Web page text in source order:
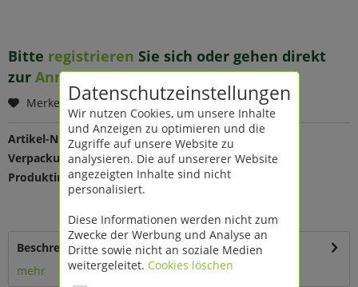
Bitte registrieren Sie sich oder gehen direkt
zur Anmeldung.
Merken
Artikel-Nr.:
199526
Verpackungseinheit:
1 St
Produktinfo:
Farbe: klar
Maße: Ø 15 H 50 cm
Beschreibung
mehr
Datenschutzeinstellungen
Wir nutzen Cookies, um unsere Inhalte
und Anzeigen zu optimieren und die
Zugriffe auf unsere Website zu
analysieren. Die auf unsererer Website
angezeigten Inhalte sind nicht
personalisiert.
Diese Informationen werden nicht zum
Zwecke der Werbung und Analyse an
Dritte sowie nicht an soziale Medien
weitergeleitet. Cookies löschen